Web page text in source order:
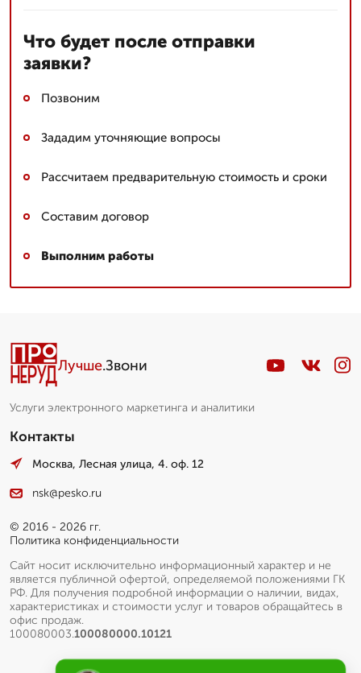
Что будет после отправки
заявки?
Позвоним
Зададим уточняющие вопросы
Рассчитаем предварительную стоимость и сроки
Составим договор
Выполним работы
Лучше.Звони
Услуги электронного маркетинга и аналитики
Контакты
Москва, Лесная улица, 4. оф. 12
nsk@pesko.ru
© 2016 - 2026 гг.
Политика конфиденциальности
Сайт носит исключительно информационный характер и не
является публичной офертой, определяемой положениями ГК
РФ. Для получения подробной информации о наличии, видах,
характеристиках и стоимости услуг и товаров обращайтесь в
офис продаж.
100080003.100080000.10121